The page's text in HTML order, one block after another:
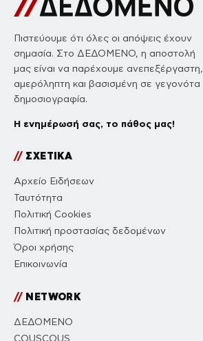
Πιστεύουμε ότι όλες οι απόψεις έχουν
σημασία. Στο ΔΕΔΟΜΕΝΟ, η αποστολή
μας είναι να παρέχουμε ανεπεξέργαστη,
αμερόληπτη και βασισμένη σε γεγονότα
δημοσιογραφία.
Η ενημέρωσή σας, το πάθος μας!
//ΣΧΕΤΙΚΑ
Αρχείο Ειδήσεων
Ταυτότητα
Πολιτική Cookies
Πολιτική προστασίας δεδομένων
Όροι χρήσης
Επικοινωνία
//NETWORK
ΔΕΔΟΜΕΝΟ
COUSCOUS